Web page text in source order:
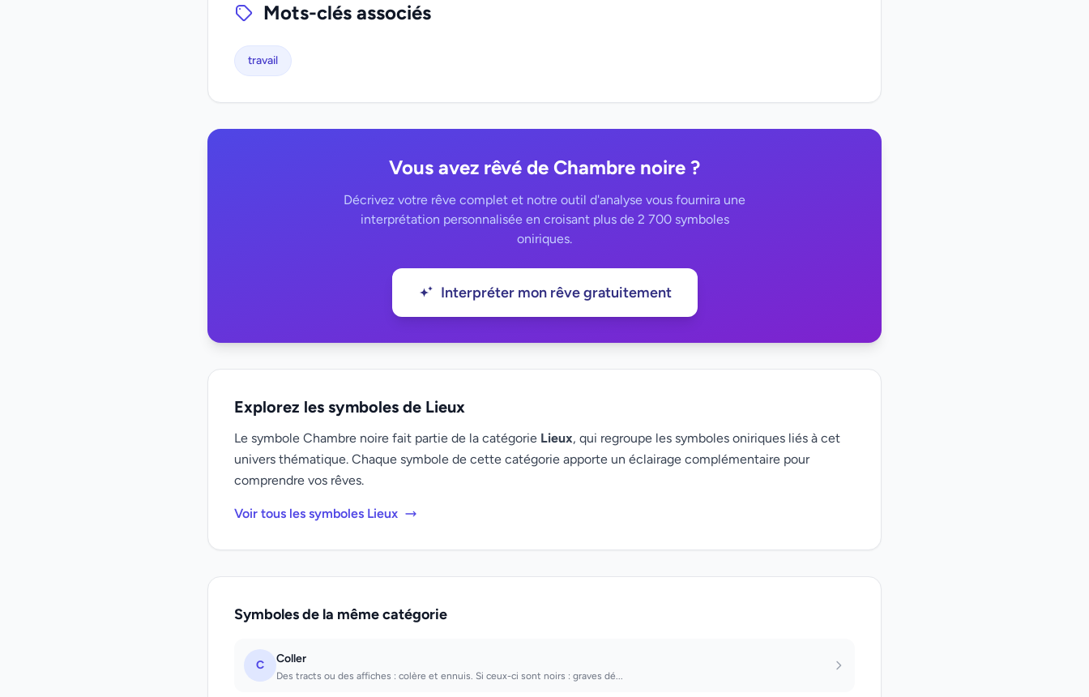
Mots-clés associés
travail
Vous avez rêvé de Chambre noire ?
Décrivez votre rêve complet et notre outil d'analyse vous fournira une
interprétation personnalisée en croisant plus de 2 700 symboles
oniriques.
Interpréter mon rêve gratuitement
Explorez les symboles de Lieux
Le symbole Chambre noire fait partie de la catégorie Lieux, qui regroupe les symboles oniriques liés à cet
univers thématique. Chaque symbole de cette catégorie apporte un éclairage complémentaire pour
comprendre vos rêves.
Voir tous les symboles Lieux
Symboles de la même catégorie
C Coller
Des tracts ou des affiches : colère et ennuis. Si ceux-ci sont noirs : graves dé...